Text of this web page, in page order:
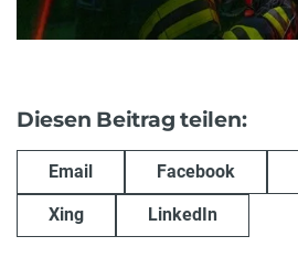
Diesen Beitrag teilen:
Email Facebook
Xing LinkedIn